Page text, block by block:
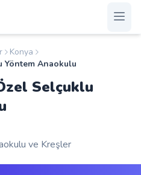
Konya
Yöntem Anaokulu
Selçuklu
ve Kreşler